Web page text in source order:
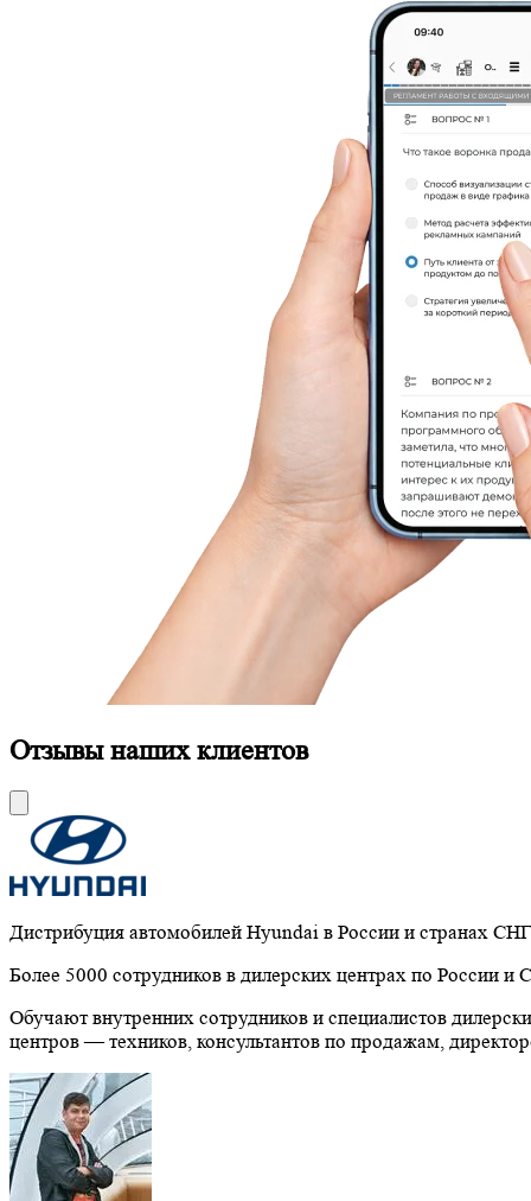
Отзывы наших клиентов
Дистрибуция автомобилей Hyundai в России и странах СНГ
Более 5000 сотрудников в дилерских центрах по России и
Обучают внутренних сотрудников и специалистов
центров — техников, консультантов по продажам,